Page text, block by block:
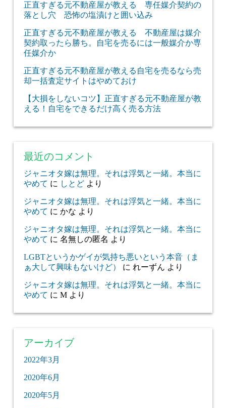
正直すぎる元不動産屋が教える 専任媒介契約の
落とし穴 恐怖の塩漬けと囲い込み
正直すぎる元不動産屋が教える 不動産屋は媒介
契約取ったら勝ち。自宅を売るには一般媒介か専
任媒介か
正直すぎる元不動産屋が教える自宅を売るなら売
却一括査定サイトはやめておけ
【大損をしないコツ】正直すぎる元不動産屋が教
える！自宅をできるだけ高く売る方法
最近のコメント
ジャニオタ嫁は無理。それは浮気と一緒。本当に
やめて に しとどより
ジャニオタ嫁は無理。それは浮気と一緒。本当に
やめて に かな より
ジャニオタ嫁は無理。それは浮気と一緒。本当に
やめて に 名無しの匿名 より
LGBTというかゲイが気持ち悪いという本音（ま
ぁ大して興味もないけど）
に れーずん より
ジャニオタ嫁は無理。それは浮気と一緒。本当に
やめて に Mより
アーカイブ
2022年3月
2020年6月
2020年5月